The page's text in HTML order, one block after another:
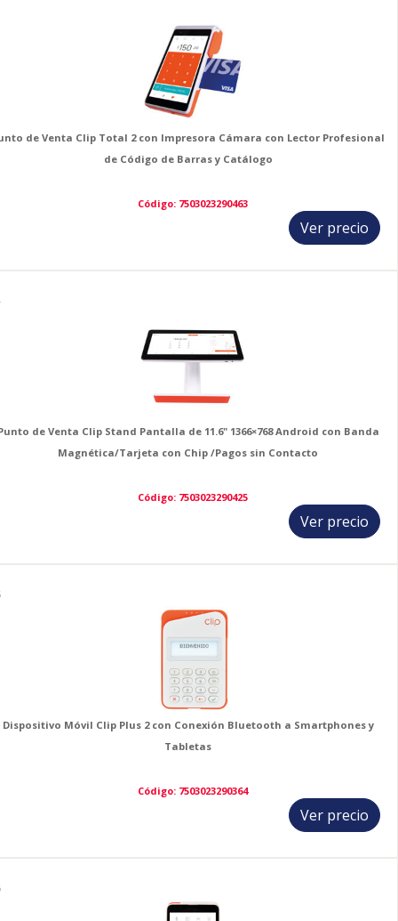
de Venta Clip Total 2 con Impresora Cámara con Lector Profesional
de Código de Barras y Catálogo
Código: 7503023290463
Ver precio
de Venta Clip Stand Pantalla de 11.6" 1366×768 Android con Banda
Magnética/Tarjeta con Chip /Pagos sin Contacto
Código: 7503023290425
Ver precio
Dispositivo Móvil Clip Plus 2 con Conexión Bluetooth a Smartphones y
Tabletas
Código: 7503023290364
Ver precio